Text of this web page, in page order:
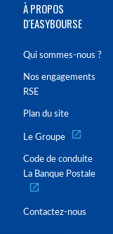
À PROPOS
D'EASYBOURSE
Qui sommes-nous ?
Nos engagements
RSE
Plan du site
Le Groupe
Code de conduite
La Banque Postale
Contactez-nous